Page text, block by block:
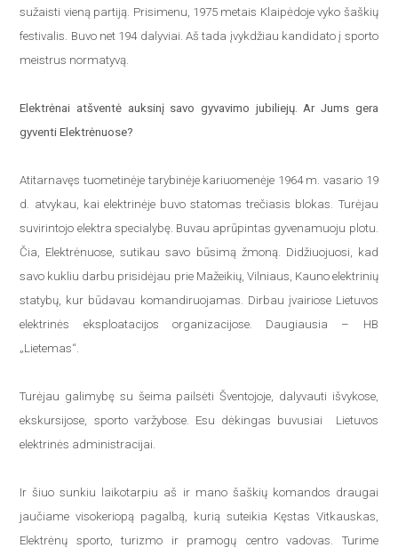
sužaisti vieną partiją. Prisimenu, 1975 metais Klaipėdoje vyko šaškių
festivalis. Buvo net 194 dalyviai. Aš tada įvykdžiau kandidato į sporto
meistrus normatyvą.
Elektrėnai atšventė auksinį savo gyvavimo jubiliejų. Ar Jums gera
gyventi Elektrėnuose?
Atitarnavęs tuometinėje tarybinėje kariuomenėje 1964 m. vasario 19
d. atvykau, kai elektrinėje buvo statomas trečiasis blokas. Turėjau
suvirintojo elektra specialybę. Buvau aprūpintas gyvenamuoju plotu.
Čia, Elektrėnuose, sutikau savo būsimą žmoną. Didžiuojuosi, kad
savo kukliu darbu prisidėjau prie Mažeikių, Vilniaus, Kauno elektrinių
statybų, kur būdavau komandiruojamas. Dirbau įvairiose Lietuvos
elektrinės eksploatacijos organizacijose. Daugiausia – HB
„Lietemas“.
Turėjau galimybę su šeima pailsėti Šventojoje, dalyvauti išvykose,
ekskursijose, sporto varžybose. Esu dėkingas buvusiai Lietuvos
elektrinės administracijai.
Ir šiuo sunkiu laikotarpiu aš ir mano šaškių komandos draugai
jaučiame visokeriopą pagalbą, kurią suteikia Kęstas Vitkauskas,
Elektrėnų sporto, turizmo ir pramogų centro vadovas. Turime